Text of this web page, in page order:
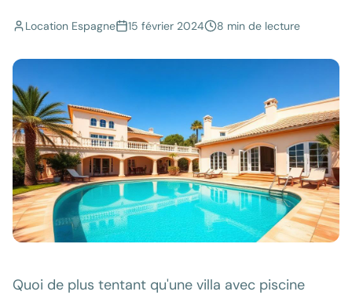
Location Espagne 15 février 2024 8 min de lecture
Quoi de plus tentant qu'une villa avec piscine